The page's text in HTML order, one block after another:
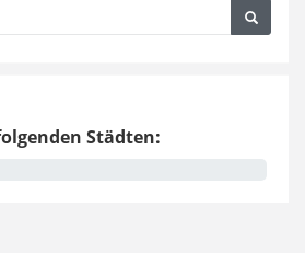
Städten: